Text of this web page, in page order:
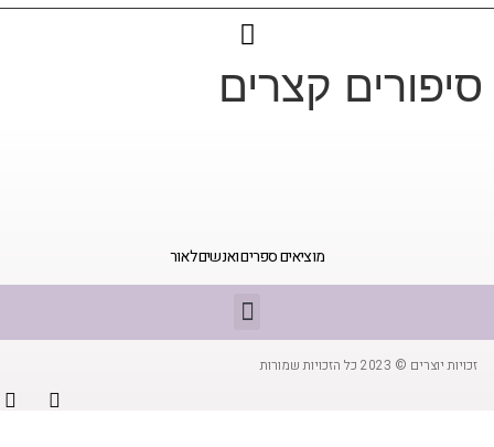
סיפורים קצרים
מוציאים ספרים ואנשים לאור
זכויות יוצרים © 2023 כל הזכויות שמורות